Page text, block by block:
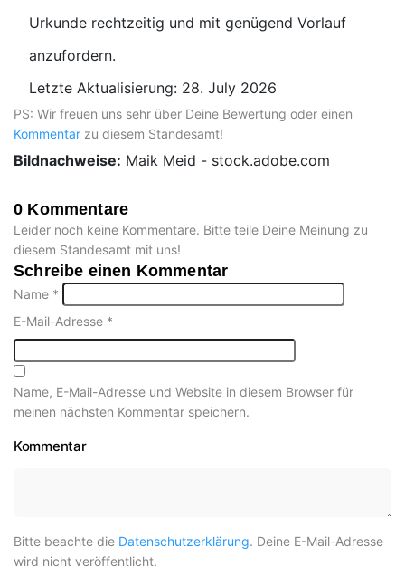
Urkunde rechtzeitig und mit genügend Vorlauf
anzufordern.
Letzte Aktualisierung: 28. July 2026
PS: Wir freuen uns sehr über Deine Bewertung oder einen
Kommentar zu diesem Standesamt!
Bildnachweise: Maik Meid - stock.adobe.com
0 Kommentare
Leider noch keine Kommentare. Bitte teile Deine Meinung zu
diesem Standesamt mit uns!
Schreibe einen Kommentar
Name *
E-Mail-Adresse *
Name, E-Mail-Adresse und Website in diesem Browser für
meinen nächsten Kommentar speichern.
Kommentar
Bitte beachte die Datenschutzerklärung. Deine E-Mail-Adresse
wird nicht veröffentlicht.